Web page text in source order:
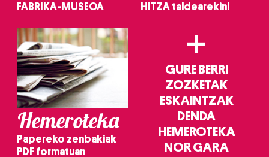
FABRIKA-MUSEOA
HITZA taldearekin!
Hemeroteka
Papereko zenbakiak
PDF formatuan
+
GURE BERRI
ZOZKETAK
ESKAINTZAK
DENDA
HEMEROTEKA
NOR GARA